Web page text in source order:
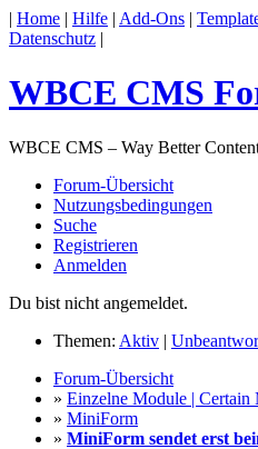
| Home | Hilfe | Add-Ons |
Datenschutz |
WBCE CMS
WBCE CMS – Way Better
Forum-Übersicht
Nutzungsbedingungen
Suche
Registrieren
Anmelden
Du bist nicht angemeldet.
Themen: Aktiv |
Forum-Übersicht
» Einzelne Module | Certain
» MiniForm
» MiniForm sendet erst